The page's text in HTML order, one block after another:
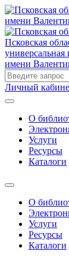
Псковская
универсальная
имени
Личный
О
Услуги
Ресурсы
Каталоги
О
Услуги
Ресурсы
Каталоги